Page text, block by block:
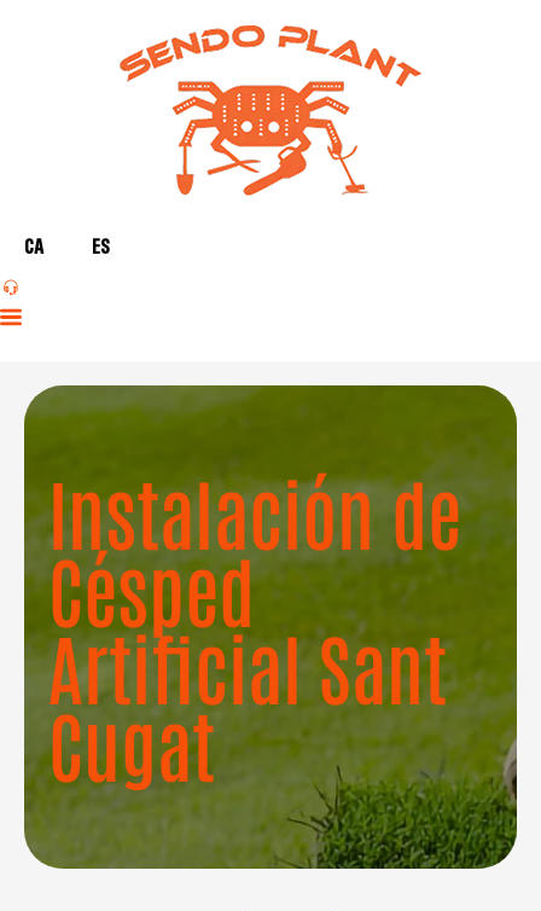
CA ES
Instalación de
Césped
Artificial Sant
Cugat